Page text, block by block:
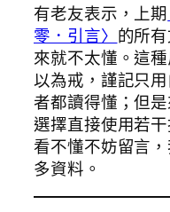
有老友表示，上期
零．引言〉 的所
來就不太懂。這
以為戒，謹記只
者都讀得懂；但
選擇直接使用若
看不懂不妨留言
多資料。